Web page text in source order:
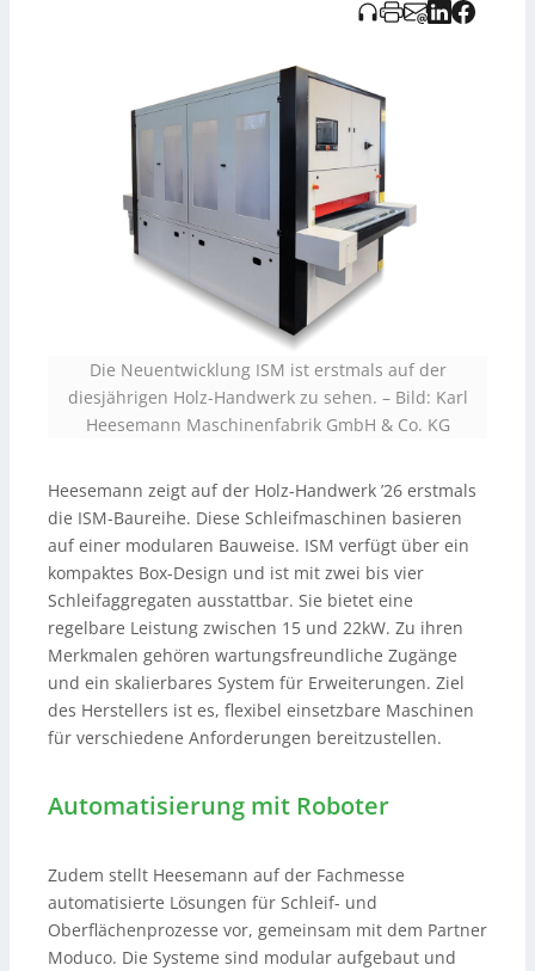
erweiterbare Robotik-Lösungen zur Automatisierung
von Schleif- und Oberflächenprozessen – mit Fokus auf
Servicepaket angekündigt, darunter elektrische
Überholungen, Aggregat-Austausch, virtuelle
Serviceeinsätze sowie Anwender- und
Technikschulungen. Hesemann ist in Halle 10, Stand
Die Neuentwicklung ISM ist erstmals auf der
diesjährigen Holz-Handwerk zu sehen. – Bild: Karl
Heesemann Maschinenfabrik GmbH & Co. KG
Heesemann zeigt auf der Holz-Handwerk ’26 erstmals
die ISM-Baureihe. Diese Schleifmaschinen basieren
auf einer modularen Bauweise. ISM verfügt über ein
kompaktes Box-Design und ist mit zwei bis vier
Schleifaggregaten ausstattbar. Sie bietet eine
regelbare Leistung zwischen 15 und 22kW. Zu ihren
Merkmalen gehören wartungsfreundliche Zugänge
und ein skalierbares System für Erweiterungen. Ziel
des Herstellers ist es, flexibel einsetzbare Maschinen
für verschiedene Anforderungen bereitzustellen.
Automatisierung mit Roboter
Zudem stellt Heesemann auf der Fachmesse
automatisierte Lösungen für Schleif- und
Oberflächenprozesse vor, gemeinsam mit dem Partner
Moduco. Die Systeme sind modular aufgebaut und